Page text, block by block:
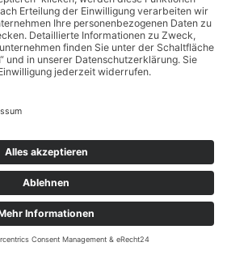
Ratgeber
Sonstiges
WordPress mit dem
Theme